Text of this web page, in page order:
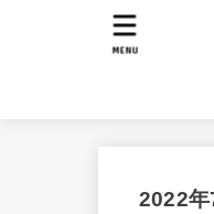
MENU
2022年